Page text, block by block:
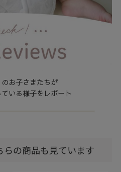
のお子さまたちが
いる様子をレポート
の商品も見ています